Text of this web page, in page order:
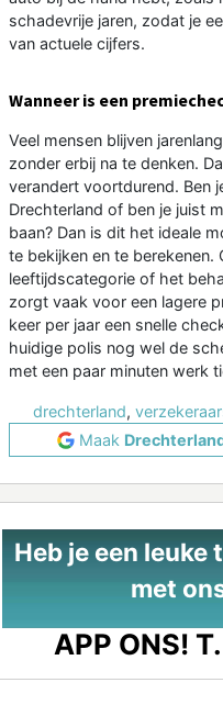
schadevrije jaren, zodat je
van actuele cijfers.
Wanneer is een
Veel mensen blijven
zonder erbij na te denken.
verandert voortdurend. Ben
Drechterland of ben je juist
baan? Dan is dit het ideale
te bekijken en te berekenen.
leeftijdscategorie of het
zorgt vaak voor een lagere
keer per jaar een snelle
huidige polis nog wel de
met een paar minuten werk
drechterland,
Maak
Heb je een
met
APP ONS! T.